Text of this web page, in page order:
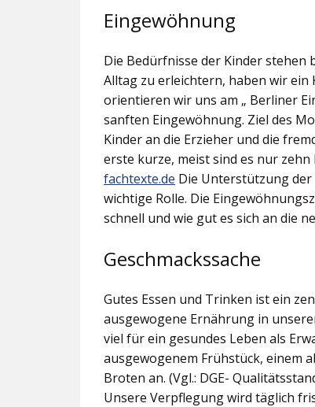
Eingewöhnung
Die Bedürfnisse der Kinder stehen
Alltag zu erleichtern, haben wir
orientieren wir uns am „ Berliner
sanften Eingewöhnung. Ziel des
Kinder an die Erzieher und die
erste kurze, meist sind es nur
fachtexte.de Die Unterstützung
wichtige Rolle. Die
schnell und wie gut es sich an die
Geschmackssache
Gutes Essen und Trinken ist ein
ausgewogene Ernährung in
viel für ein gesundes Leben als
ausgewogenem Frühstück, einem
Broten an. (Vgl.: DGE-
Unsere Verpflegung wird täglich